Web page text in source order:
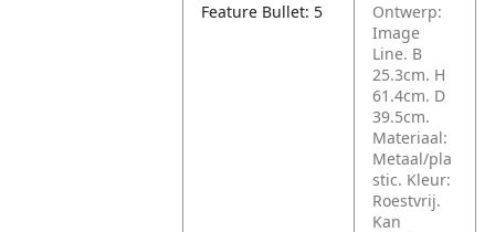
Feature Bullet: 5
Ontwerp:
Image
Line. B
25.3cm. H
61.4cm. D
39.5cm.
Materiaal:
Metaal/pla
stic. Kleur:
Roestvrij.
Kan